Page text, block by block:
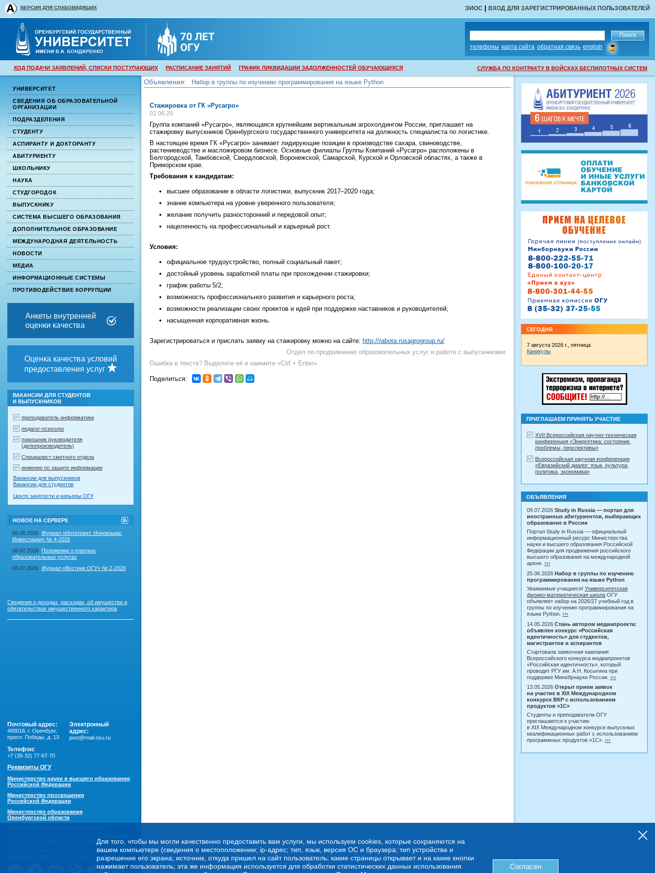
ЭИОС | ВХОД ДЛЯ ЗАРЕГИСТРИРОВАННЫХ ПОЛЬЗОВАТЕЛЕЙ
ВЕРСИЯ ДЛЯ СЛАБОВИДЯЩИХ
телефоны карта сайта обратная связь english
сообщить
об
ошибке
СЛУЖБА ПО КОНТРАКТУ В ВОЙСКАХ БЕСПИЛОТНЫХ СИСТЕМ
ХОД ПОДАЧИ ЗАЯВЛЕНИЙ, СПИСКИ ПОСТУПАЮЩИХ РАСПИСАНИЕ ЗАНЯТИЙ ГРАФИК ЛИКВИДАЦИИ ЗАДОЛЖЕННОСТЕЙ ОБУЧАЮЩИХСЯ
УНИВЕРСИТЕТ
СВЕДЕНИЯ ОБ ОБРАЗОВАТЕЛЬНОЙ
ОРГАНИЗАЦИИ
ПОДРАЗДЕЛЕНИЯ
СТУДЕНТУ
АСПИРАНТУ И ДОКТОРАНТУ
АБИТУРИЕНТУ
ШКОЛЬНИКУ
НАУКА
СТУДГОРОДОК
ВЫПУСКНИКУ
СИСТЕМА ВЫСШЕГО ОБРАЗОВАНИЯ
ДОПОЛНИТЕЛЬНОЕ ОБРАЗОВАНИЕ
МЕЖДУНАРОДНАЯ ДЕЯТЕЛЬНОСТЬ
НОВОСТИ
МЕДИА
ИНФОРМАЦИОННЫЕ СИСТЕМЫ
ПРОТИВОДЕЙСТВИЕ КОРРУПЦИИ
Анкеты внутренней
оценки качества
Оценка качества условий
предоставления услуг
ВАКАНСИИ ДЛЯ СТУДЕНТОВ
И ВЫПУСКНИКОВ
преподаватель информатики
педагог-психолог
помощник руководителя
(делопроизводитель)
Специалист сметного отдела
инженер по защите информации
Вакансии для выпускников
Вакансии для студентов
Центр занятости и карьеры ОГУ
НОВОЕ НА СЕРВЕРЕ
RSS-
лента
на
06.08.2026 Журнал «Интеллект. Инновации.
Инвестиции» № 4-2026
08.07.2026 Положение о платных
образовательных услугах
08.07.2026 Журнал «Вестник ОГУ» № 2-2026
Объявления:
Набор в группы по изучению программирования на языке Python
Стажировка от ГК «Русагро»
02.06.20
Группа компаний «Русагро», являющаяся крупнейшим вертикальным агрохолдингом России, приглашает на
стажировку выпускников Оренбургского государственного университета на должность специалиста по логистике.
В настоящее время ГК «Русагро» занимает лидирующие позиции в производстве сахара, свиноводстве,
растениеводстве и масложировом бизнесе. Основные филиалы Группы Компаний «Русагро» расположены в
Белгородской, Тамбовской, Свердловской, Воронежской, Самарской, Курской и Орловской областях, а также в
Приморском крае.
Требования к кандидатам:
высшее образование в области логистики, выпускник 2017–2020 года;
знание компьютера на уровне уверенного пользователя;
желание получить разносторонний и передовой опыт;
нацеленность на профессиональный и карьерный рост.
Условия:
официальное трудоустройство, полный социальный пакет;
достойный уровень заработной платы при прохождении стажировки;
график работы 5/2;
возможность профессионального развития и карьерного роста;
возможности реализации своих проектов и идей при поддержке наставников и руководителей;
насыщенная корпоративная жизнь.
Зарегистрироваться и прислать заявку на стажировку можно на сайте: http://rabota.rusagrogroup.ru/
Отдел по продвижению образовательных услуг и работе с выпускниками
Ошибка в тексте? Выделите её и нажмите «Ctrl + Enter».
Поделиться:
Для того, чтобы мы могли качественно предоставить вам услуги, мы используем cookies, которые сохраняются на
вашем компьютере (сведения о местоположении; ip-адрес; тип, язык, версия ОС и браузера; тип устройства и
разрешение его экрана; источник, откуда пришел на сайт пользователь; какие страницы открывает и на какие кнопки
нажимает пользователь; эта же информация используется для обработки статистических данных использования
Согласен
СЕГОДНЯ
7 августа 2026 г., пятница
Каникулы
ПРИГЛАШАЕМ ПРИНЯТЬ УЧАСТИЕ
XVII Всероссийская научно-техническая
конференция «Энергетика: состояние,
проблемы, перспективы»
Всероссийская научная конференция
«Евразийский диалог: язык, культура,
политика, экономика»
ОБЪЯВЛЕНИЯ
09.07.2026 Study in Russia — портал для
иностранных абитуриентов, выбирающих
образование в России
Портал Study in Russia — официальный
информационный ресурс Министерства
науки и высшего образования Российской
Федерации для продвижения российского
высшего образования на международной
арене. ›››
25.06.2026 Набор в группы по изучению
программирования на языке Python
Уважаемые учащиеся! Университетская
физико-математическая школа ОГУ
объявляет набор на 2026/27 учебный год в
группы по изучению программирования на
языке Python. ›››
14.05.2026 Стань автором медиапроекта:
объявлен конкурс «Российская
идентичность» для студентов,
магистрантов и аспирантов
Стартовала заявочная кампания
Всероссийского конкурса медиапроектов
«Российская идентичность», который
проводит РГУ им. А.Н. Косыгина при
поддержке Минобрнауки России. ›››
13.05.2026 Открыт прием заявок
на участие в XIX Международном
конкурсе ВКР с использованием
продуктов «1С»
Студенты и преподаватели ОГУ
приглашаются к участию
в XIX Международном конкурсе выпускных
квалификационных работ с использованием
программных продуктов «1С». ›››
Сведения о доходах, расходах, об имуществе и
обязательствах имущественного характера
Почтовый адрес:
460018 г. Оренбург,
просп. Победы, д. 13
Электронный
адрес:
post@mail.osu.ru
Телефон:
+7 (35-32) 77-67-70
Реквизиты ОГУ
Министерство науки и высшего образования
Российской Федерации
Министерство просвещения
Российской Федерации
Министерство образования
Оренбургской области
8 800 222-55-71 (доб. 1)
- по психологической помощи студенческой